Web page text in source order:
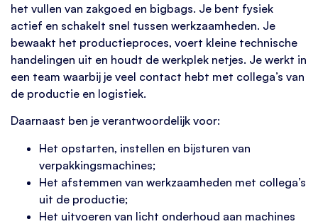
het vullen van zakgoed en bigbags. Je bent fysiek
actief en schakelt snel tussen werkzaamheden. Je
bewaakt het productieproces, voert kleine technische
handelingen uit en houdt de werkplek netjes. Je werkt in
een team waarbij je veel contact hebt met collega’s van
de productie en logistiek.
Daarnaast ben je verantwoordelijk voor:
Het opstarten, instellen en bijsturen van
verpakkingsmachines;
Het afstemmen van werkzaamheden met collega’s
uit de productie;
Het uitvoeren van licht onderhoud aan machines